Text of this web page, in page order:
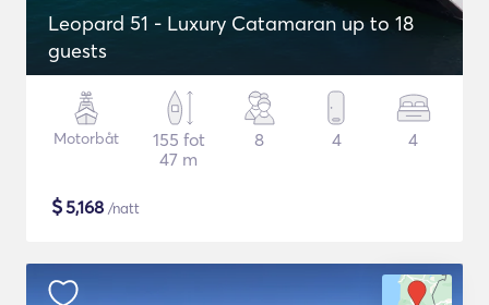
Leopard 51 - Luxury Catamaran up to 18
guests
Motorbåt
155 fot
47 m
8 4 4
$5,168 /natt